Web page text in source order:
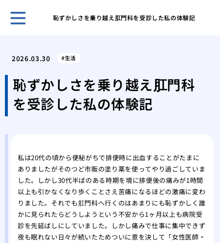
恥ずかしさを乗り越え肛門科を受診した私の体験記
透
ます
美
ト
2026.03.30 生活
恥ずかしさを乗り越え肛門科
を受診した私の体験記
私は20代の頃から便秘がちで排便時に出血することがたまに
ありましたがそのつど市販の塗り薬を使ってやり過ごしていま
した。しかし30代半ばのある時期を境に排便後の痛みが1時間
以上も引かなくなり歩くことさえ苦痛になるほどの激痛に変わ
りました。それでも肛門科へ行くのはあまりにも恥ずかしく誰
かに見られたらどうしようという不安から1ヶ月以上も病院受
診を先延ばしにしていました。しかし痛みで仕事に集中できず
夜も眠れない日々が続いたためついに意を決して「女性医師・